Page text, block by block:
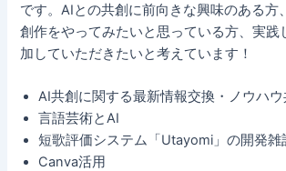
です。AIとの共創に前向きな興味のある方
創作をやってみたいと思っている方、実践
加していただきたいと考えています！
AI共創に関する最新情報交換・ノウハ
言語芸術とAI
短歌評価システム「Utayomi」の開発雑
Canva活用